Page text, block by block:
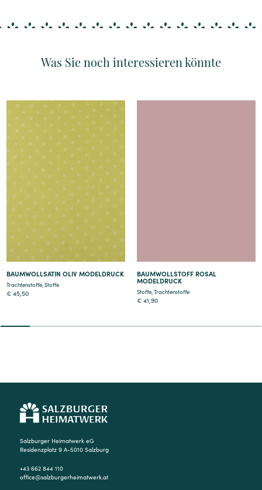
Was Sie noch interessieren könnte
Details
BAUMWOLLSATIN OLIV MODELDRUCK
Trachtenstoffe,Stoffe
€ 45,50
BAUMWOLLSTOFF ROSAL
MODELDRUCK
Stoffe,Trachtenstoffe
€ 41,90
Salzburger Heimatwerk eG
Residenzplatz 9 A-5010 Salzburg
+43 662 844 110
office@salzburgerheimatwerk.at